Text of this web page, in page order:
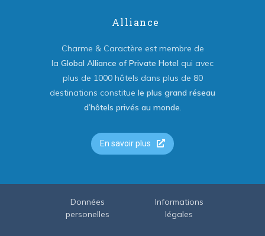
Alliance
Charme & Caractère est membre de
la Global Alliance of Private Hotel qui avec
plus de 1000 hôtels dans plus de 80
destinations constitue le plus grand réseau
d’hôtels privés au monde.
En savoir plus
Données
personelles
Informations
légales